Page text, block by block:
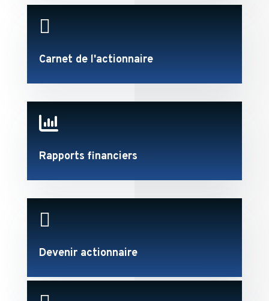

Carnet de l'actionnaire

Rapports financiers

Devenir actionnaire